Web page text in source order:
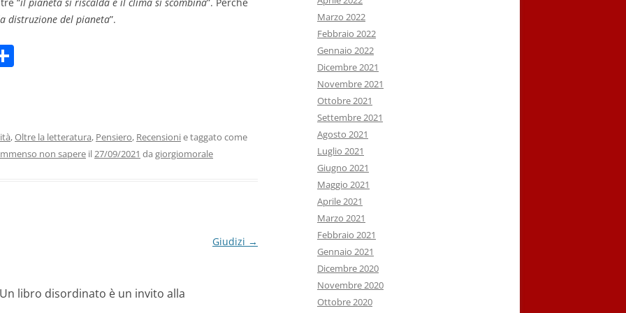
distruzione del pianeta”.
vi
di
,Oltre la letteratura, Pensiero, Recensionie taggato come
non sapere il27/09/2021 da giorgiomorale
Giudizi →
libro disordinato è un invito alla
Marzo 2022
Febbraio 2022
Gennaio 2022
Dicembre 2021
Novembre 2021
Ottobre 2021
Settembre 2021
Agosto 2021
Luglio 2021
Giugno 2021
Maggio 2021
Aprile 2021
Marzo 2021
Febbraio 2021
Gennaio 2021
Dicembre 2020
Novembre 2020
Ottobre 2020